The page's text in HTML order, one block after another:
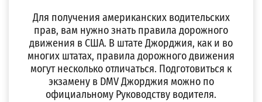
Для получения американских водительских
прав, вам нужно знать правила дорожного
движения в США. В штате Джорджия, как и во
многих штатах, правила дорожного движения
могут несколько отличаться. Подготовиться к
экзамену в DMV Джорджия можно по
официальному Руководству водителя.